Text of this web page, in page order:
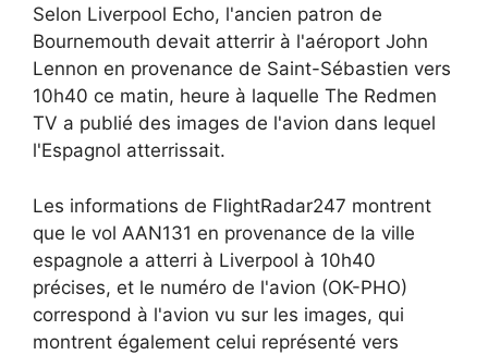
Selon Liverpool Echo, l'ancien patron de
Bournemouth devait atterrir à l'aéroport John
Lennon en provenance de Saint-Sébastien vers
10h40 ce matin, heure à laquelle The Redmen
TV a publié des images de l'avion dans lequel
l'Espagnol atterrissait.
Les informations de FlightRadar247 montrent
que le vol AAN131 en provenance de la ville
espagnole a atterri à Liverpool à 10h40
précises, et le numéro de l'avion (OK-PHO)
correspond à l'avion vu sur les images, qui
montrent également celui représenté vers